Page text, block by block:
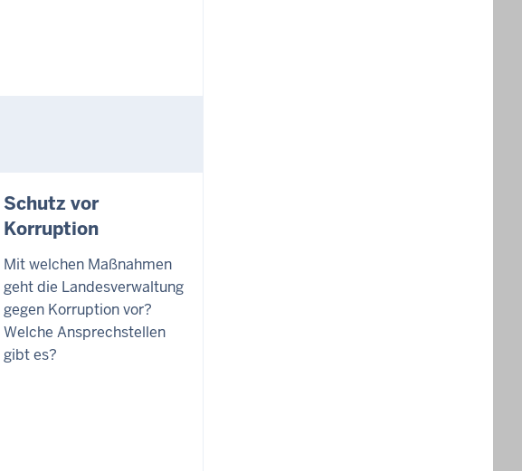
Schutz vor
Korruption
Mit welchen Maßnahmen
geht die Landesverwaltung
gegen Korruption vor?
Welche Ansprechstellen
gibt es?